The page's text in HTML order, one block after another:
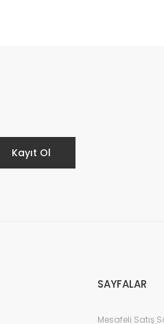
Kayıt Ol
SAYFALAR
Mesafeli Satış